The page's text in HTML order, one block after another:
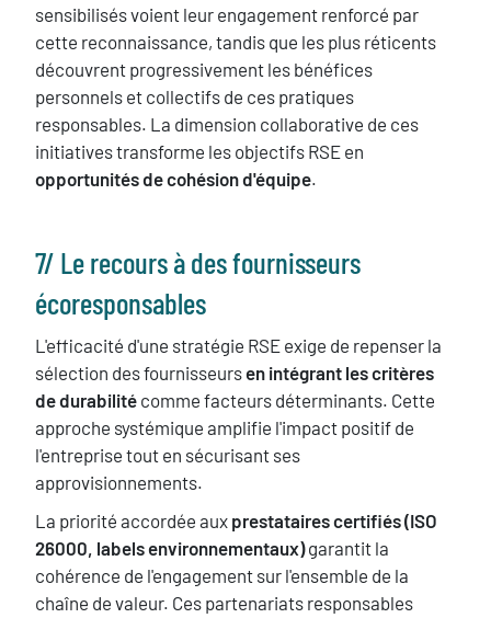
sensibilisés voient leur engagement renforcé par
cette reconnaissance, tandis que les plus réticents
découvrent progressivement les bénéfices
personnels et collectifs de ces pratiques
responsables. La dimension collaborative de ces
initiatives transforme les objectifs RSE en
opportunités de cohésion d'équipe.
7/ ​Le recours à des fournisseurs
écoresponsables
L'efficacité d'une stratégie RSE exige de repenser la
sélection des fournisseursen intégrant les critères
de durabilité comme facteurs déterminants. Cette
approche systémique amplifie l'impact positif de
l'entreprise tout en sécurisant ses
approvisionnements.
La priorité accordée aux prestataires certifiés (ISO
26000, labels environnementaux)garantit la
cohérence de l'engagement sur l'ensemble de la
chaîne de valeur. Ces partenariats responsables